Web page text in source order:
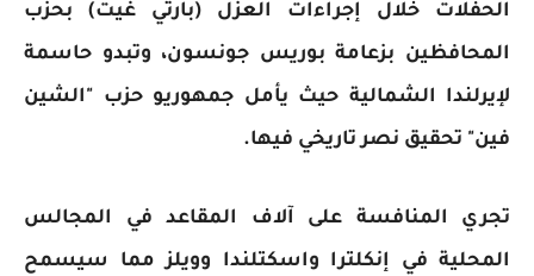
الحفلات خلال إجراءات العزل (بارتي غيت) بحزب
المحافظين بزعامة بوريس جونسون، وتبدو حاسمة
لإيرلندا الشمالية حيث يأمل جمهوريو حزب "الشين
فين" تحقيق نصر تاريخي فيها.
تجري المنافسة على آلاف المقاعد في المجالس
المحلية في إنكلترا واسكتلندا وويلز مما سيسمح